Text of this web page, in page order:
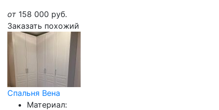
от 158 000 руб.
Заказать похожий
Спальня Вена
Материал: